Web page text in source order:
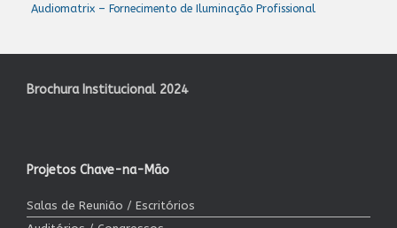
Audiomatrix – Fornecimento de Iluminação Profissional
Brochura Institucional 2024
Projetos Chave-na-Mão
Salas de Reunião / Escritórios